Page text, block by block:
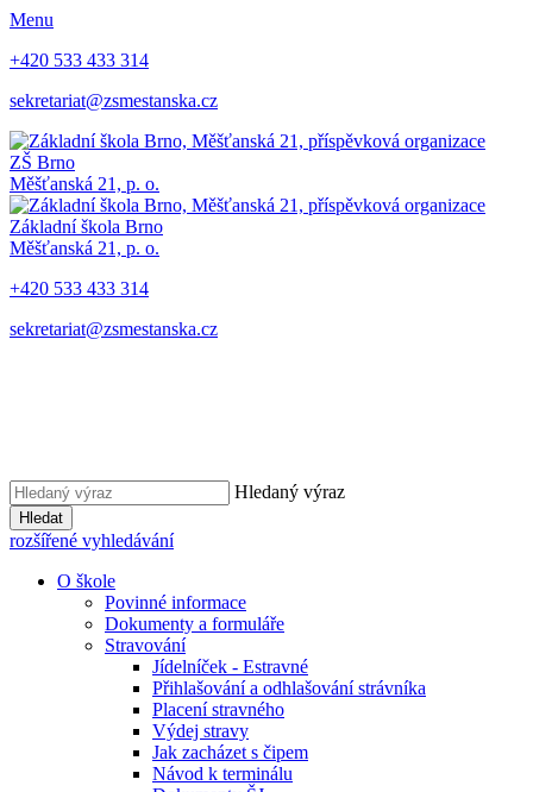
Menu
+420 533 433 314
sekretariat@zsmestanska.cz
ZŠ Brno
Měšťanská 21, p. o.
Základní škola Brno
Měšťanská 21, p. o.
+420 533 433 314
sekretariat@zsmestanska.cz
Hledaný výraz
Hledat
rozšířené vyhledávání
O škole
Povinné informace
Dokumenty a formuláře
Stravování
Jídelníček - Estravné
Přihlašování a odhlašování strávníka
Placení stravného
Výdej stravy
Jak zacházet s čipem
Návod k terminálu